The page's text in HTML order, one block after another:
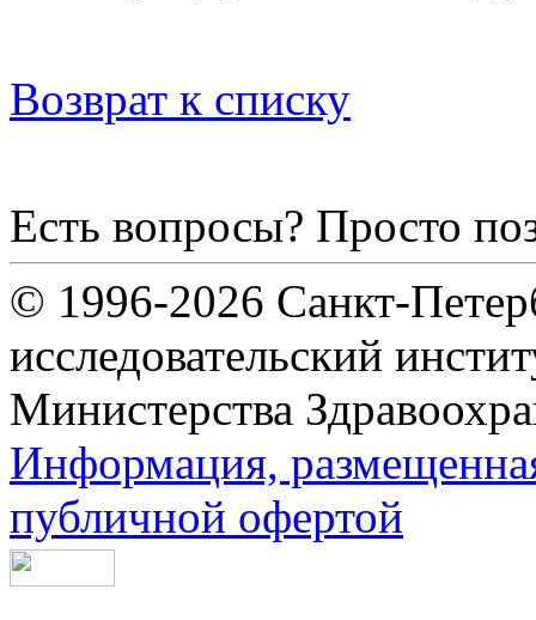
Возврат к списку
Есть вопросы? Просто
© 1996-2026 Санкт-
исследовательский
Министерства
Информация,
публичной офертой